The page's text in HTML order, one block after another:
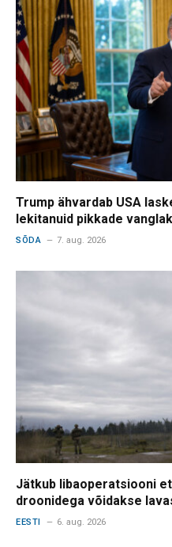
Trump ähvardab USA
lekitanuid pikkade
SÕDA 7. aug. 2026
Jätkub libaoperatsiooni
droonidega võidakse
EESTI 6. aug. 2026